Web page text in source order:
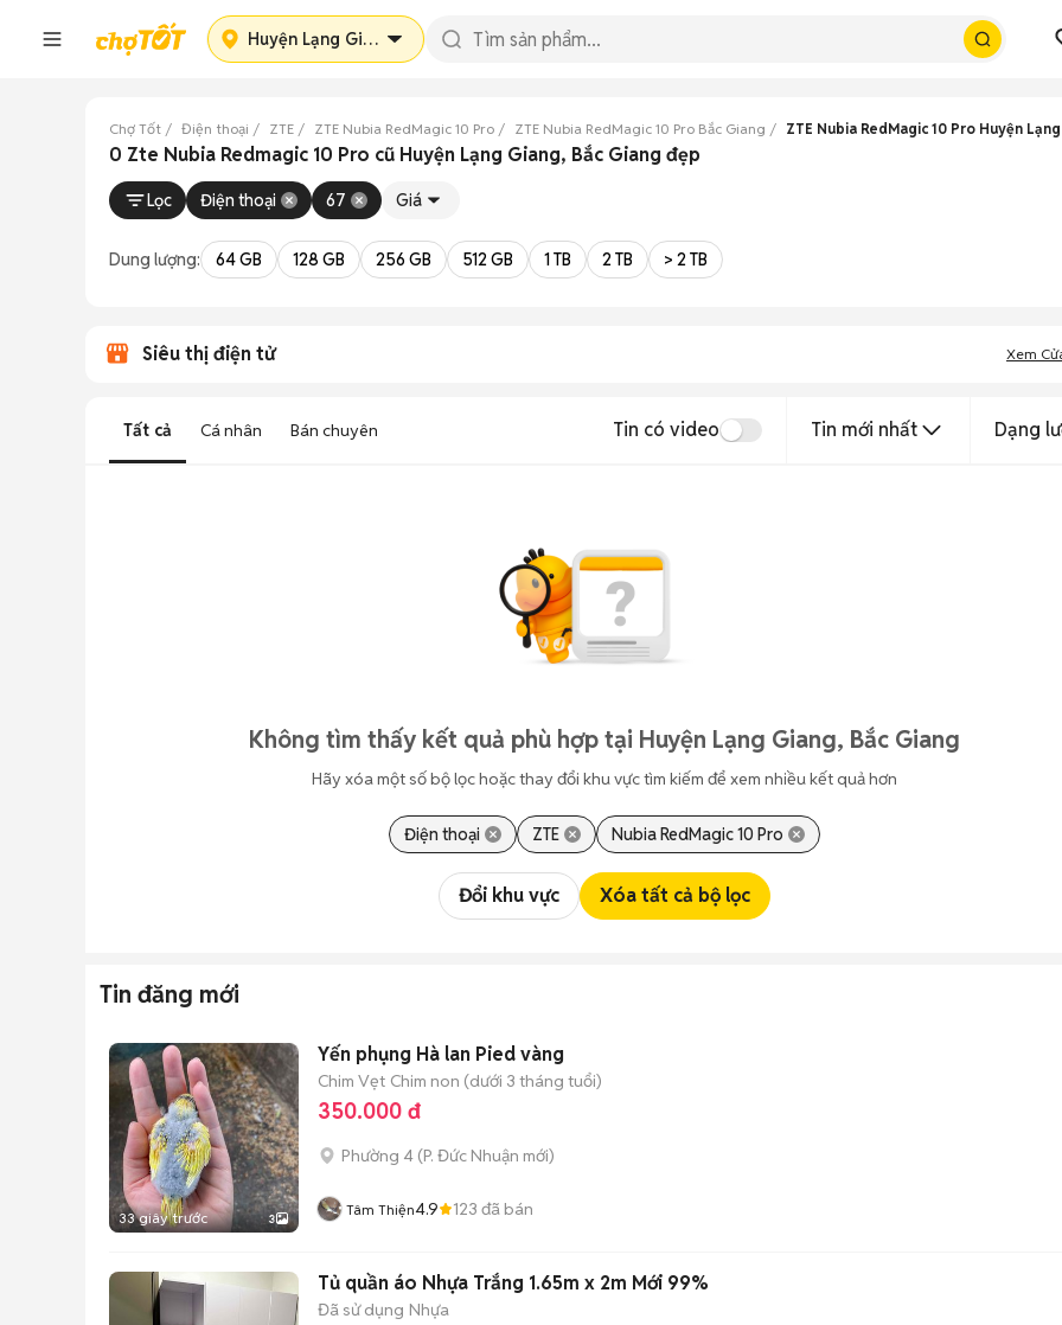
Huyện Lạng Giang
Chợ Tốt Điện thoại ZTE ZTE Nubia RedMagic 10 Pro ZTE Nubia RedMagic 10 Pro Bắc Giang ZTE Nubia RedMagic 10 Pro Huyện
0 Zte Nubia Redmagic 10 Pro cũ Huyện Lạng Giang, Bắc Giang đẹp
Lọc Điện thoại 67 Giá
Dung lượng: 64 GB 128 GB 256 GB 512 GB 1 TB 2 TB > 2 TB
Siêu thị điện tử Xem
Tất cả Cá nhân Bán chuyên Tin có video Tin mới nhất Dạng
Không tìm thấy kết quả phù hợp tại Huyện Lạng Giang, Bắc Giang
Hãy xóa một số bộ lọc hoặc thay đổi khu vực tìm kiếm để xem nhiều kết quả hơn
Điện thoại ZTE Nubia RedMagic 10 Pro
Đổi khu vực Xóa tất cả bộ lọc
Tin đăng mới
33 giây trước 3
Yến phụng Hà lan Pied vàng
Chim Vẹt Chim non (dưới 3 tháng tuổi)
350.000 đ
Phường 4 (P. Đức Nhuận mới)
Tâm Thiện4.9 123 đã bán
Tủ quần áo Nhựa Trắng 1.65m x 2m Mới 99%
Đã sử dụng Nhựa